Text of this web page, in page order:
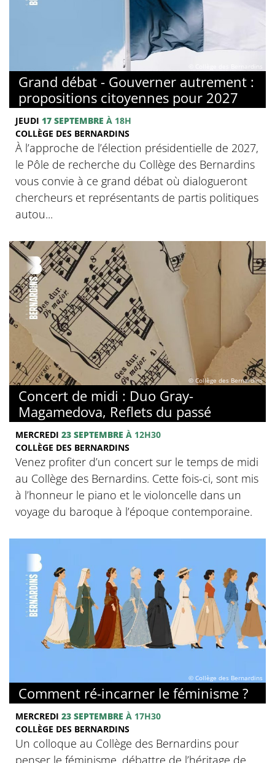
Grand débat - Gouverner autrement :
propositions citoyennes pour 2027
JEUDI 17 SEPTEMBRE À 18H
COLLÈGE DES BERNARDINS
À l’approche de l’élection présidentielle de 2027,
le Pôle de recherche du Collège des Bernardins
vous convie à ce grand débat où dialogueront
chercheurs et représentants de partis politiques
autou...
© Collège des Bernardins
Concert de midi : Duo Gray-
Magamedova, Reflets du passé
MERCREDI 23 SEPTEMBRE À 12H30
COLLÈGE DES BERNARDINS
Venez profiter d’un concert sur le temps de midi
au Collège des Bernardins. Cette fois-ci, sont mis
à l’honneur le piano et le violoncelle dans un
voyage du baroque à l’époque contemporaine.
© Collège des Bernardins
Comment ré-incarner le féminisme ?
MERCREDI 23 SEPTEMBRE À 17H30
COLLÈGE DES BERNARDINS
Un colloque au Collège des Bernardins pour
penser le féminisme, débattre de l’héritage de